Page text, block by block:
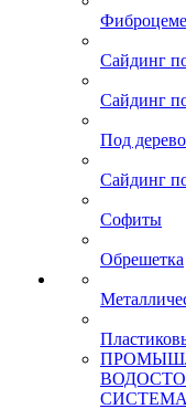
Сайдинг
Сайдинг
Под дерево
Сайдинг
Софиты
Обрешетка
СИСТЕМА